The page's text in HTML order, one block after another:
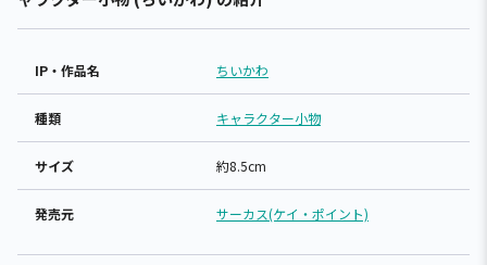
IP・作品名 ちいかわ
種類 キャラクター小物
サイズ 約8.5cm
発売元 サーカス(ケイ・ポイント)